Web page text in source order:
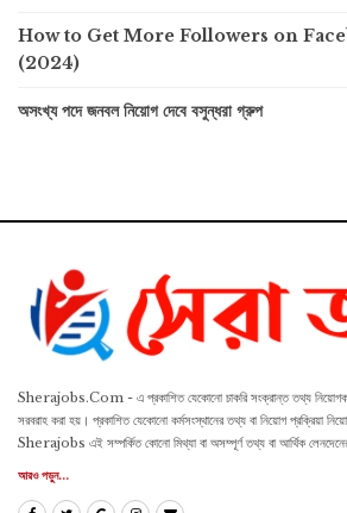
How to Get More Followers on
(2024)
অসংখ্য পদে জনবল নিয়োগ দেবে বসুন্ধরা গ্রুপ
Sherajobs.Com - এ প্রকাশিত যেকোনো চাকরি সংক্রান্ত তথ্য নিয়োগকারী
সরবরাহ করা হয়। প্রকাশিত যেকোনো কর্মসংস্থানের তথ্য বা নিয়োগ প্রক্রিয়া
Sherajobs এই সম্পর্কিত কোনো মিথ্যা বা অসম্পূর্ণ তথ্য বা আর্থিক
আরও পড়ুন...